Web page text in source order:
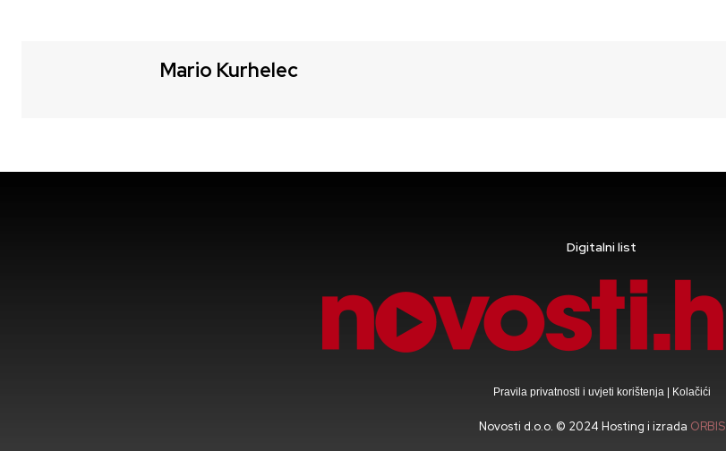
Mario Kurhelec
Digitalni list
Pravila privatnosti i uvjeti korištenja Kolačići
Novosti d.o.o. © 2024 Hosting i izrada ORBIS